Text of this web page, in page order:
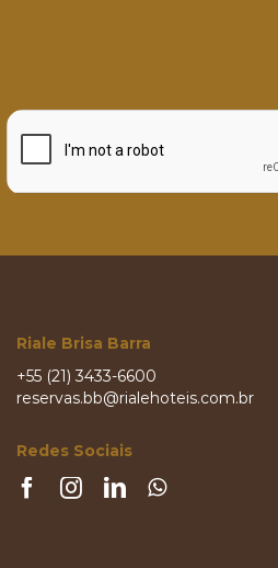
Riale Brisa Barra
+55 (21) 3433-6600
reservas.bb@rialehoteis.com.br
Redes Sociais